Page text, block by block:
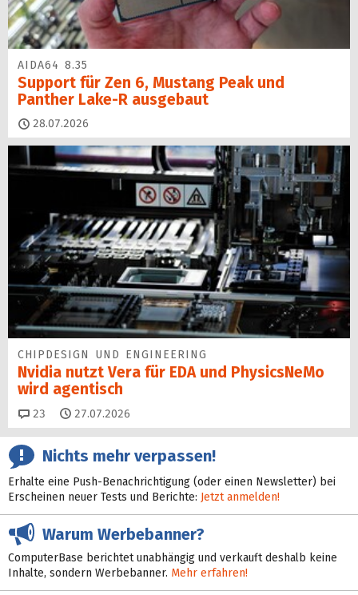
AIDA64 8.35
Support für Zen 6, Mustang Peak und
Panther Lake-R ausgebaut
28.07.2026
CHIPDESIGN UND ENGINEERING
Nvidia nutzt Vera für EDA und PhysicsNeMo
wird agentisch
23 Kommentare
27.07.2026
Nichts mehr verpassen!
Erhalte eine Push-Benachrichtigung (oder einen Newsletter) bei
Erscheinen neuer Tests und Berichte: Jetzt anmelden!
Warum Werbebanner?
ComputerBase berichtet unabhängig und verkauft deshalb keine
Inhalte, sondern Werbebanner. Mehr erfahren!